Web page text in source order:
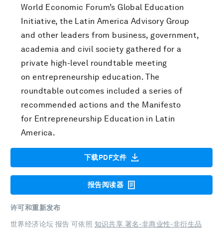
World Economic Forum’s Global Education
Initiative, the Latin America Advisory Group
and other leaders from business, government,
academia and civil society gathered for a
private high-level roundtable meeting
on entrepreneurship education. The
roundtable outcomes included a series of
recommended actions and the Manifesto
for Entrepreneurship Education in Latin
America.
下载PDF文件
报告阅读器
许可和重新发布
世界经济论坛 报告 可依照 知识共享 署名-非商业性-非衍生品